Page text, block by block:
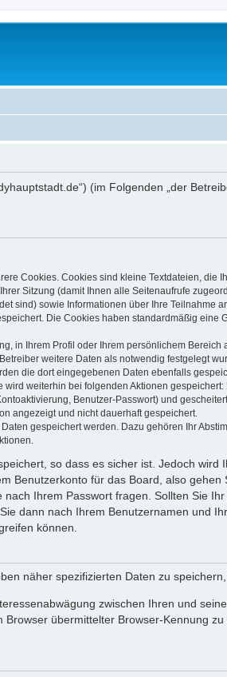
(im Folgenden „der
Cookies. Cookies sind kleine Textdateien,
Sitzung (damit Ihnen alle Seitenaufrufe
sind) sowie Informationen über Ihre Teilnahme
Die Cookies haben standardmäßig
in Ihrem Profil oder Ihrem persönlichem
weitere Daten als notwendig festgelegt
die dort eingegebenen Daten ebenfalls
weiterhin bei folgenden Aktionen
Benutzer-Passwort) und
angezeigt und nicht dauerhaft gespeichert.
gespeichert werden. Dazu gehören Ihr
so dass es sicher ist. Jedoch
Benutzerkonto für das Board, also
Ihrem Passwort fragen. Sollten Sie
dann nach Ihrem Benutzernamen und
können.
näher spezifizierten Daten zu
zwischen Ihren und
übermittelter Browser-Kennung